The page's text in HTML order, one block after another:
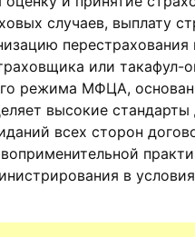
случаев, выплату
или такафул-
режима МФЦА,
высокие
всех сторон
в